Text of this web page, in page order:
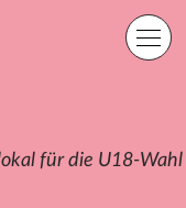
für die U18-Wahl